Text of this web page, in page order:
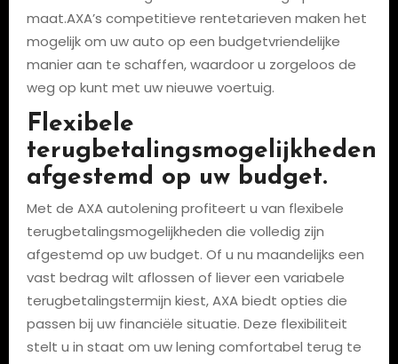
maat.AXA’s competitieve rentetarieven maken het
mogelijk om uw auto op een budgetvriendelijke
manier aan te schaffen, waardoor u zorgeloos de
weg op kunt met uw nieuwe voertuig.
Flexibele
terugbetalingsmogelijkheden
afgestemd op uw budget.
Met de AXA autolening profiteert u van flexibele
terugbetalingsmogelijkheden die volledig zijn
afgestemd op uw budget. Of u nu maandelijks een
vast bedrag wilt aflossen of liever een variabele
terugbetalingstermijn kiest, AXA biedt opties die
passen bij uw financiële situatie. Deze flexibiliteit
stelt u in staat om uw lening comfortabel terug te